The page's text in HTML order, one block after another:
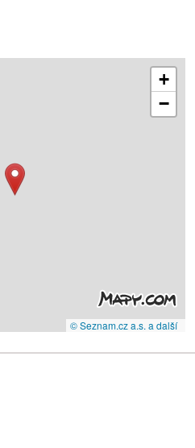
+
−
© Seznam.cz a.s. a další